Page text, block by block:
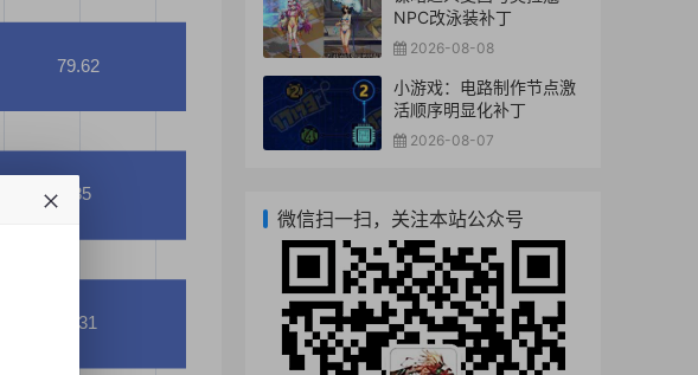
NPC改泳装补丁
2026-08-08
小游戏：电路制作节点激
活顺序明显化补丁
2026-08-07
微信扫一扫，关注本站公众号